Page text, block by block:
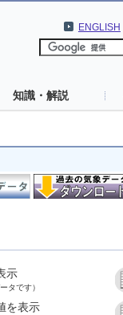
ENGLISH
知識・解説
示
タです）
を表示